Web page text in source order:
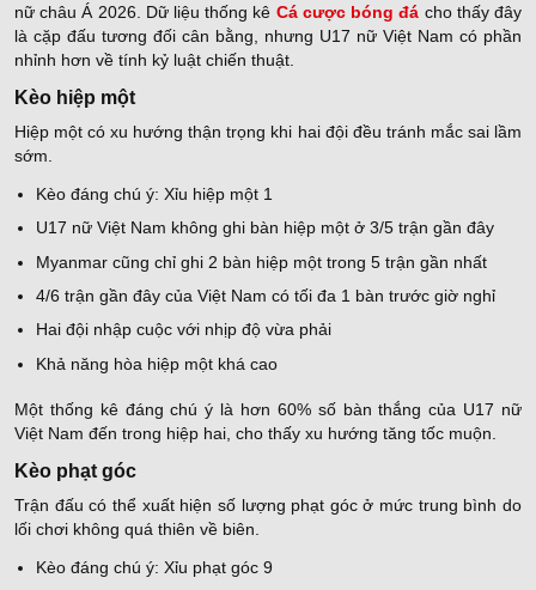
nữ châu Á 2026. Dữ liệu thống kê Cá cược bóng đá cho thấy đây
là cặp đấu tương đối cân bằng, nhưng U17 nữ Việt Nam có phần
nhỉnh hơn về tính kỷ luật chiến thuật.
Kèo hiệp một
Hiệp một có xu hướng thận trọng khi hai đội đều tránh mắc sai lầm
sớm.
Kèo đáng chú ý: Xỉu hiệp một 1
U17 nữ Việt Nam không ghi bàn hiệp một ở 3/5 trận gần đây
Myanmar cũng chỉ ghi 2 bàn hiệp một trong 5 trận gần nhất
4/6 trận gần đây của Việt Nam có tối đa 1 bàn trước giờ nghỉ
Hai đội nhập cuộc với nhịp độ vừa phải
Khả năng hòa hiệp một khá cao
Một thống kê đáng chú ý là hơn 60% số bàn thắng của U17 nữ
Việt Nam đến trong hiệp hai, cho thấy xu hướng tăng tốc muộn.
Kèo phạt góc
Trận đấu có thể xuất hiện số lượng phạt góc ở mức trung bình do
lối chơi không quá thiên về biên.
Kèo đáng chú ý: Xỉu phạt góc 9